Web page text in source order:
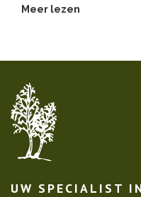
Meer lezen
UW SPECIALIST